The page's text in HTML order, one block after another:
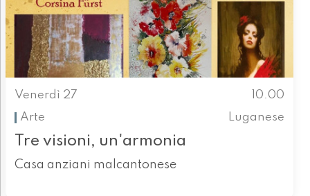
Venerdì 27
10.00
Arte
Luganese
Tre visioni, un'armonia
Casa anziani malcantonese